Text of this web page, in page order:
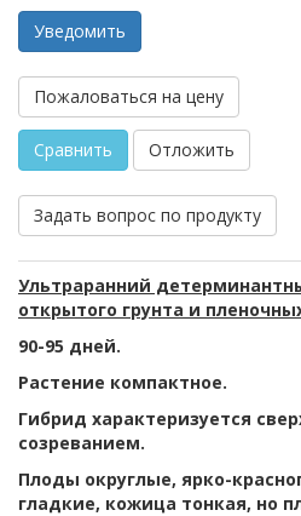
Уведомить
Пожаловаться на цену
Сравнить Отложить
Задать вопрос по продукту
Ультраранний
открытого грунта и
90-95 дней.
Растение компактное.
Гибрид характеризуется
созреванием.
Плоды округлые, ярко-
гладкие, кожица тонкая, но